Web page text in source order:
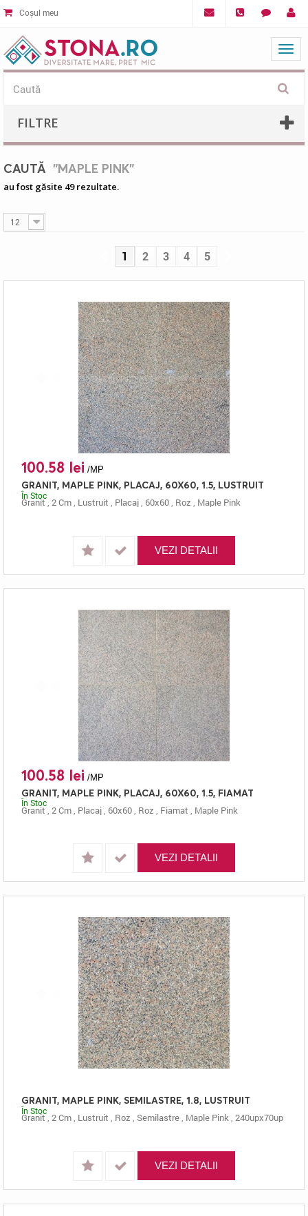
Coșul meu
FILTRE
CAUTĂ "MAPLE PINK"
au fost găsite 49 rezultate.
12
1 2 3 4 5
100.58 lei /MP
GRANIT, MAPLE PINK, PLACAJ, 60X60, 1.5, LUSTRUIT
Granit, 2 Cm, Lustruit , Placaj, 60x60, Roz , Maple Pink
În Stoc
VEZI DETALII
100.58 lei /MP
GRANIT, MAPLE PINK, PLACAJ, 60X60, 1.5, FIAMAT
Granit, 2 Cm Placaj 60x60 Roz Fiamat Maple Pink
În Stoc
VEZI DETALII
GRANIT, MAPLE PINK, SEMILASTRE, 1.8, LUSTRUIT
Granit, 2 Cm, Lustruit , Roz , Semilastre, Maple Pink, 240upx70up
În Stoc
VEZI DETALII